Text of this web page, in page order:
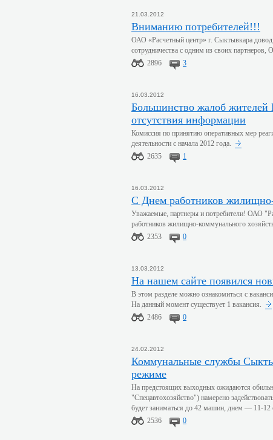
21.03.2012
Вниманию потребителей!!!
ОАО «Расчетный центр» г. Сыктывкара
сотрудничества с одним из своих
2896
3
16.03.2012
Большинство жалоб жителей Коми на проблемы в ЖКХ возникают из-за
отсутствия информации
Комиссия по принятию оперативных мер
деятельности с начала 2012 года.
2635
1
16.03.2012
С Днем работников
Уважаемые, партнеры и потребители! ОАО
работников жилищно-коммунального
2353
0
13.03.2012
На нашем сайте появился
В этом разделе можно ознакомиться с
На данный момент существует 1 вакансия.
2486
0
24.02.2012
Коммунальные службы Сыктывкара готовятся к работе в усиленном
режиме
На предстоящих выходных ожидаются
"Спецавтохозяйство") намерено
будет заниматься до 42 машин, днем — 11-12
2536
0